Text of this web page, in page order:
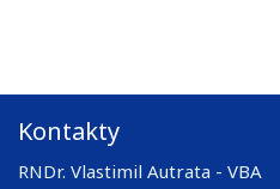
Kontakty
RNDr. Vlastimil Autrata - VBA